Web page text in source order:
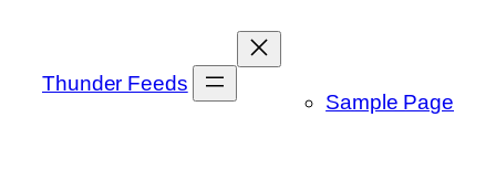
Thunder Feeds
Sample Page